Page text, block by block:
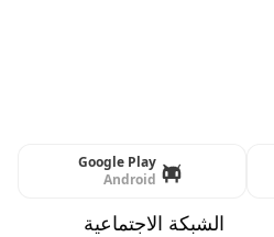
Google Play
Android
الشبكة الاجتماعية